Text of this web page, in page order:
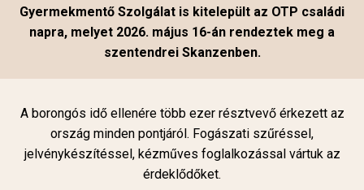
Gyermekmentő Szolgálat is kitelepült az OTP családi
napra, melyet 2026. május 16-án rendeztek meg a
szentendrei Skanzenben.
A borongós idő ellenére több ezer résztvevő érkezett az
ország minden pontjáról. Fogászati szűréssel,
jelvénykészítéssel, kézműves foglalkozással vártuk az
érdeklődőket.